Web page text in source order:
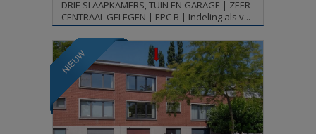
DRIE SLAAPKAMERS, TUIN EN GARAGE | ZEER
CENTRAAL GELEGEN | EPC B | Indeling als v...